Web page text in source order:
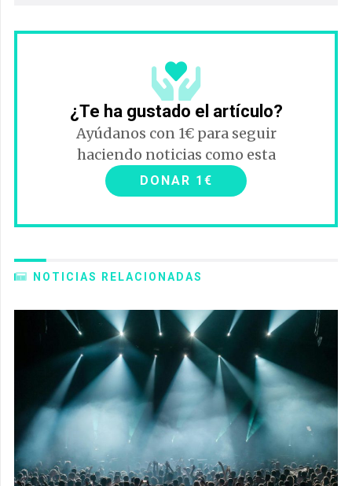
¿Te ha gustado el artículo?
Ayúdanos con 1€ para seguir
haciendo noticias como esta
DONAR 1€
NOTICIAS RELACIONADAS